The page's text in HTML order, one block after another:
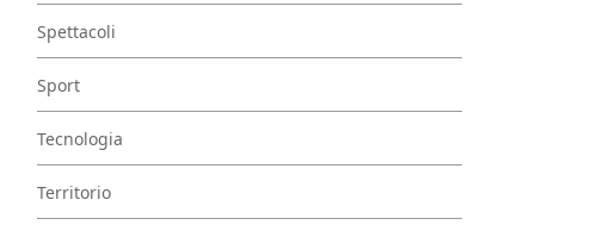
Spettacoli
Sport
Tecnologia
Territorio